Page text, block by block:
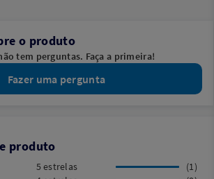
o produto
tem perguntas. Faça a primeira!
Fazer uma pergunta
produto
5 estrelas
(1)